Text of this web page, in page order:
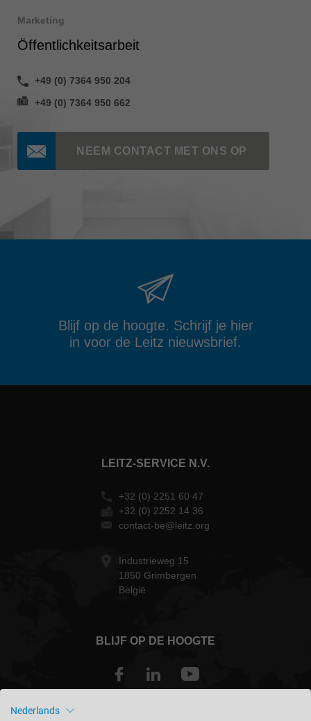
Marketing
Öffentlichkeitsarbeit
+49 (0) 7364 950 204
+49 (0) 7364 950 662
NEEM CONTACT MET ONS OP
Blijf op de hoogte. Schrijf je hier
in voor de Leitz nieuwsbrief.
LEITZ-SERVICE N.V.
+32 (0) 2251 60 47
+32 (0) 2252 14 36
contact-be@leitz.org
Industrieweg 15
1850 Grimbergen
België
BLIJF OP DE HOOGTE
Nederlands